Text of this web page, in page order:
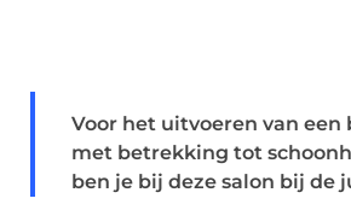
Voor het uitvoeren van een
met betrekking tot
ben je bij deze salon bij de